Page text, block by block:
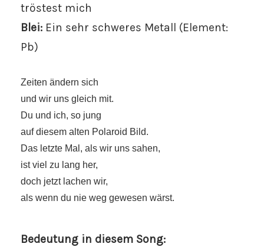
tröstest mich
Blei: Ein sehr schweres Metall (Element:
Pb)
Zeiten ändern sich
und wir uns gleich mit.
Du und ich, so jung
auf diesem alten Polaroid Bild.
Das letzte Mal, als wir uns sahen,
ist viel zu lang her,
doch jetzt lachen wir,
als wenn du nie weg gewesen wärst.
Bedeutung in diesem Song: